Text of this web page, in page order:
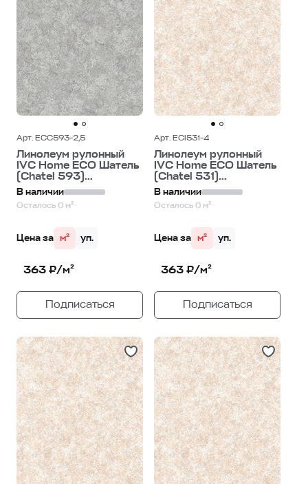
Арт. ECC593-2,5
Линолеум рулонный
IVC Home ECO Шатель
(Chatel 593)...
В наличии
Осталось 0 м²
Цена за м² уп.
363 ₽/м²
Подписаться
Арт. ECI531-4
Линолеум рулонный
IVC Home ECO Шатель
(Chatel 531)...
В наличии
Осталось 0 м²
Цена за м² уп.
363 ₽/м²
Подписаться